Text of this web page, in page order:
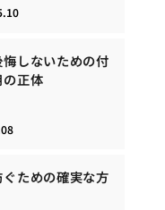
しないための付
正体
ための確実な方